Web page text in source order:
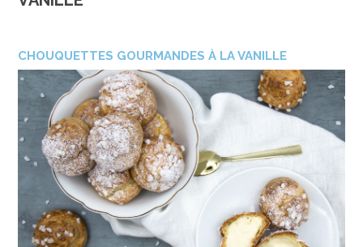
CHOUQUETTES GOURMANDES À LA VANILLE